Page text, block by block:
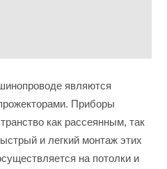
являются
Приборы
как рассеянным, так
и легкий монтаж этих
на потолки и